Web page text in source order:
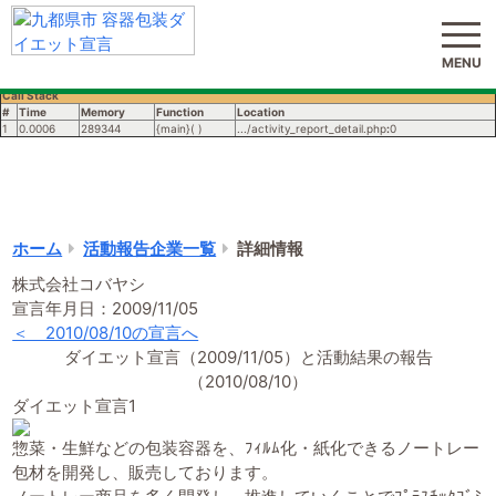
( ! ) Notice: Undefined variable: PastTargetListMakeUp_ary in
Call Stack
#
Time Memory Function
Location
1
0.0006 289344 {main}( ) .../activity_report_detail.php:0
MENU
サイト内検索
よくある質問
ホーム 活動報告企業一覧
詳細情報
株式会社コバヤシ
宣言年月日：2009/11/05
＜ 2010/08/10の宣言へ
ダイエット宣言（2009/11/05）と活動結果の報告
（2010/08/10）
ダイエット宣言1
惣菜・生鮮などの包装容器を、ﾌｨﾙﾑ化・紙化できるノートレー
包材を開発し、販売しております。